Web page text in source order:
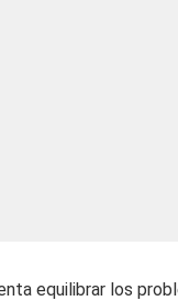
equilibrar los